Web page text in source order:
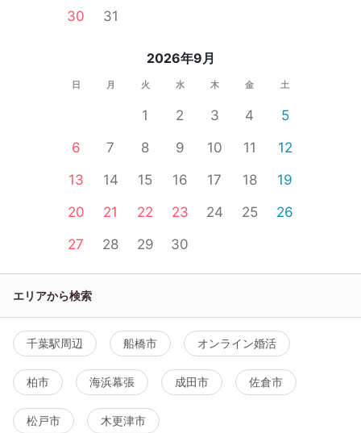
30 31
2026年9月
日 月 火 水 木 金 土
1 2 3 4
5
6
7 8 9 10 11
12
13
14 15 16 17 18
19
20
21 22 23 24 25
26
27
28 29 30
エリアから検索
千葉駅周辺 船橋市 オンライン婚活
柏市 海浜幕張 成田市 佐倉市
松戸市 木更津市